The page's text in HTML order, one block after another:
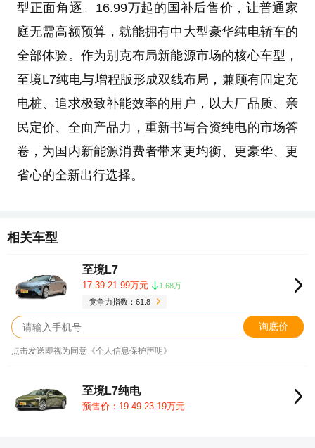
型正面角逐。16.99万起的国补后售价，让普通家
庭无需高额预算，就能拥有中大型豪华纯电轿车的
全部体验。作为别克布局新能源市场的核心车型，
至境L7纯电与增程版形成双线布局，兼顾有固定充
电桩、追求极致补能效率的用户，以大厂品质、亲
民定价、全面产品力，重新书写合资纯电的市场答
卷，为国内新能源消费者带来更均衡、更豪华、更
省心的全新出行选择。
相关车型
至境L7
17.39-21.99万元
1.68万
竞争力指数：61.8
询底价
点击发送即视为同意《个人信息保护声明》
至境L7纯电
预售价：19.49-23.19万元